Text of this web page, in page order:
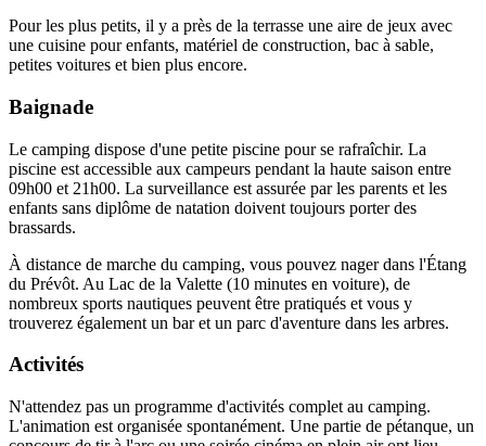
Pour les plus petits, il y a près de la terrasse une aire de jeux avec
une cuisine pour enfants, matériel de construction, bac à sable,
petites voitures et bien plus encore.
Baignade
Le camping dispose d'une petite piscine pour se rafraîchir. La
piscine est accessible aux campeurs pendant la haute saison entre
09h00 et 21h00. La surveillance est assurée par les parents et les
enfants sans diplôme de natation doivent toujours porter des
brassards.
À distance de marche du camping, vous pouvez nager dans l'Étang
du Prévôt. Au Lac de la Valette (10 minutes en voiture), de
nombreux sports nautiques peuvent être pratiqués et vous y
trouverez également un bar et un parc d'aventure dans les arbres.
Activités
N'attendez pas un programme d'activités complet au camping.
L'animation est organisée spontanément. Une partie de pétanque, un